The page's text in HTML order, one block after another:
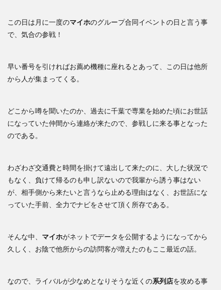
この日は月に一度のマイホのグループ合同イベントの日と言う事
で、気合の参戦！
早い番号を引ければお薦め機種に座れるとあって、この日は他所
から人が集まってくる。
どこから噂を聞いたのか、過去に千葉で専業を始めた頃にお世話
になっていた仲間から連絡が来たので、参戦しに来る事となった
のである。
わざわざ交通費と時間を掛けて遠出して来たのに、大した状況で
もなく、負けて帰るのも申し訳ないので我輩から誘う事はない
が、相手側から来たいと言うなら止める理由はなく、お世話にな
っていた手前、全力でナビをさせて頂く所存である。
そんな中、 マイホがネットでデータを公開するようになってから
久しく、お陰で他所からの訪問客が増えたのもここ最近の話。
なので、ライバルが少なめとなりそうな近くの系列店を攻める事